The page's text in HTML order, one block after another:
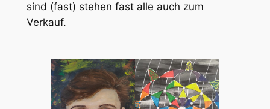
sind (fast) stehen fast alle auch zum
Verkauf.